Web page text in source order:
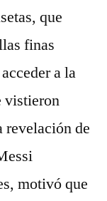
que
finas
a la
vistieron
de
motivó que